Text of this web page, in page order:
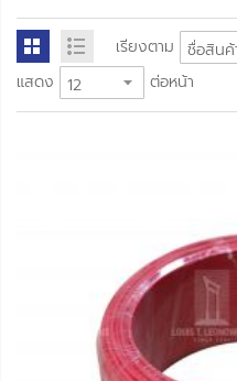
เรียงตาม
แสดง
ต่อหน้า